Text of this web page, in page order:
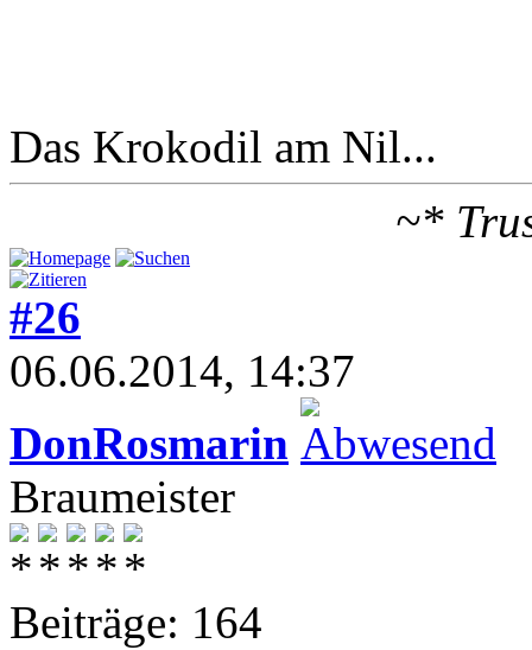
Das Krokodil am Nil...
~*
#26
06.06.2014, 14:37
DonRosmarin
Braumeister
Beiträge: 164